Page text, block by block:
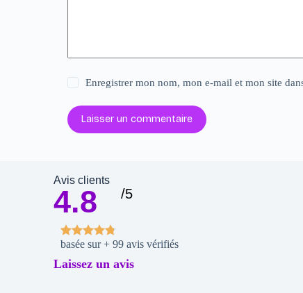
Enregistrer mon nom, mon e-mail et mon site
Laisser un commentaire
Avis clients
4.8 /5
basée sur + 99 avis vérifiés
Laissez un avis